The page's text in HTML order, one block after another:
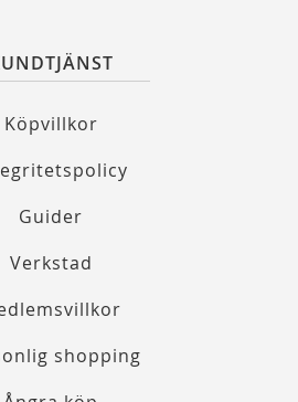
Köpvillkor
Guider
Verkstad
shopping